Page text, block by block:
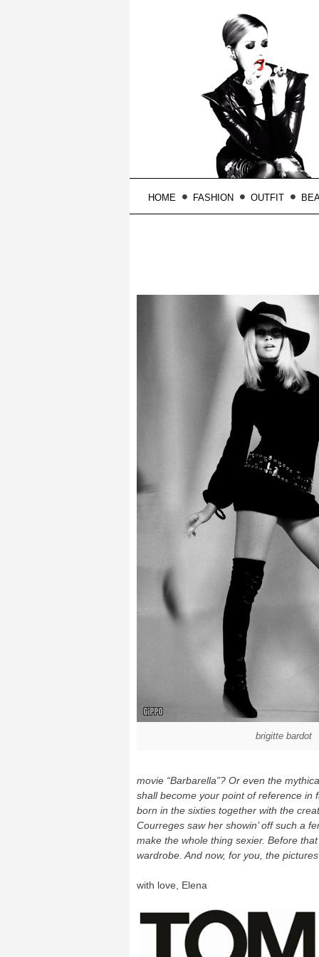
HOME FASHION OUTFIT
brigitte bardot
movie “Barbarella”? Or even the
shall become your point of reference in
born in the sixties together with the
Courreges saw her showin’ off such a
make the whole thing sexier. Before
wardrobe. And now, for you, the
with love, Elena